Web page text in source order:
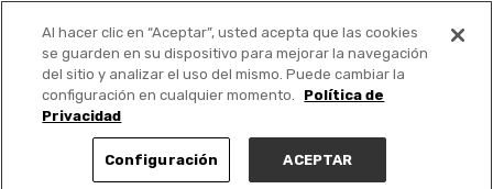
PUBLICA GRATIS +
Al hacer clic en “Aceptar”, usted acepta que las cookies
se guarden en su dispositivo para mejorar la navegación
del sitio y analizar el uso del mismo. Puede cambiar la
configuración en cualquier momento.
Política de
Privacidad
Configuración ACEPTAR